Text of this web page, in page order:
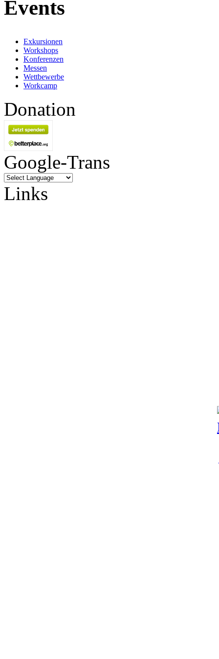
Events
Exkursionen
Workshops
Konferenzen
Messen
Wettbewerbe
Workcamp
Donation
Google-Trans
Links